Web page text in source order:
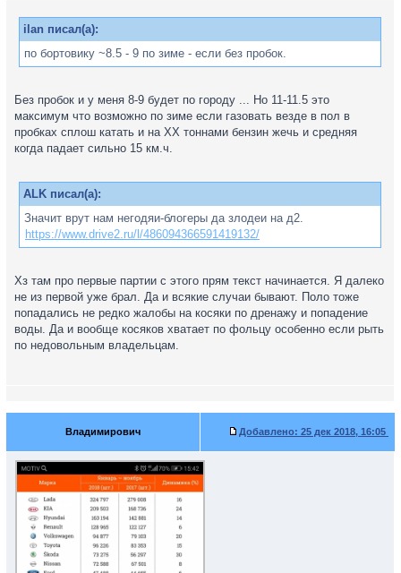
ilan писал(а):
по бортовику ~8.5 - 9 по зиме - если без пробок.
Без пробок и у меня 8-9 будет по городу ... Но 11-11.5 это
максимум что возможно по зиме если газовать везде в пол в
пробках сплош катать и на ХХ тоннами бензин жечь и средняя
когда падает сильно 15 км.ч.
ALK писал(а):
Значит врут нам негодяи-блогеры да злодеи на д2.
https://www.drive2.ru/l/486094366591419132/
Хз там про первые партии с этого прям текст начинается. Я далеко
не из первой уже брал. Да и всякие случаи бывают. Поло тоже
попадались не редко жалобы на косяки по дренажу и попадение
воды. Да и вообще косяков хватает по фольцу особенно если рыть
по недовольным владельцам.
Владимирович Добавлено: 25 дек 2018, 16:05